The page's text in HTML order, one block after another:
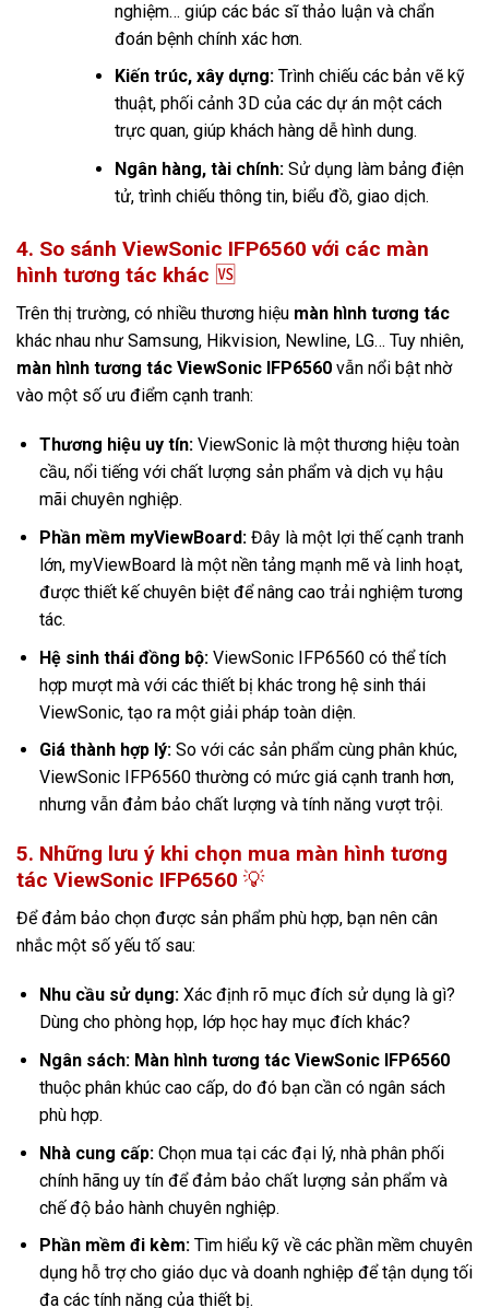
nghiệm… giúp các bác sĩ thảo luận và chẩn
đoán bệnh chính xác hơn.
Kiến trúc, xây dựng:Trình chiếu các bản vẽ kỹ
thuật, phối cảnh 3D của các dự án một cách
trực quan, giúp khách hàng dễ hình dung.
Ngân hàng, tài chính:Sử dụng làm bảng điện
tử, trình chiếu thông tin, biểu đồ, giao dịch.
4. So sánh ViewSonic IFP6560 với các màn
hình tương tác khác 🆚
Trên thị trường, có nhiều thương hiệu màn hình tương tác
khác nhau như Samsung, Hikvision, Newline, LG… Tuy nhiên,
màn hình tương tác ViewSonic IFP6560 vẫn nổi bật nhờ
vào một số ưu điểm cạnh tranh:
Thương hiệu uy tín:ViewSonic là một thương hiệu toàn
cầu, nổi tiếng với chất lượng sản phẩm và dịch vụ hậu
mãi chuyên nghiệp.
Phần mềm myViewBoard:Đây là một lợi thế cạnh tranh
lớn, myViewBoard là một nền tảng mạnh mẽ và linh hoạt,
được thiết kế chuyên biệt để nâng cao trải nghiệm tương
tác.
Hệ sinh thái đồng bộ:ViewSonic IFP6560 có thể tích
hợp mượt mà với các thiết bị khác trong hệ sinh thái
ViewSonic, tạo ra một giải pháp toàn diện.
Giá thành hợp lý:So với các sản phẩm cùng phân khúc,
ViewSonic IFP6560 thường có mức giá cạnh tranh hơn,
nhưng vẫn đảm bảo chất lượng và tính năng vượt trội.
5. Những lưu ý khi chọn mua màn hình tương
tác ViewSonic IFP6560 💡
Để đảm bảo chọn được sản phẩm phù hợp, bạn nên cân
nhắc một số yếu tố sau:
Nhu cầu sử dụng:Xác định rõ mục đích sử dụng là gì?
Dùng cho phòng họp, lớp học hay mục đích khác?
Ngân sách: Màn hình tương tác ViewSonic IFP6560
thuộc phân khúc cao cấp, do đó bạn cần có ngân sách
phù hợp.
Nhà cung cấp:Chọn mua tại các đại lý, nhà phân phối
chính hãng uy tín để đảm bảo chất lượng sản phẩm và
chế độ bảo hành chuyên nghiệp.
Phần mềm đi kèm:Tìm hiểu kỹ về các phần mềm chuyên
dụng hỗ trợ cho giáo dục và doanh nghiệp để tận dụng tối
đa các tính năng của thiết bị.